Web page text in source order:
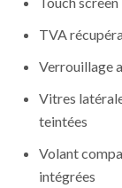
TVA
Verrouillage
Vitres
teintées
Volant
intégrées